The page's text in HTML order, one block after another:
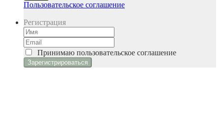
Пользовательское соглашение
Регистрация
Принимаю пользовательское соглашение